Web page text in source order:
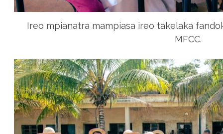
Ireo mpianatra mampiasa ireo takelaka
MFCC.